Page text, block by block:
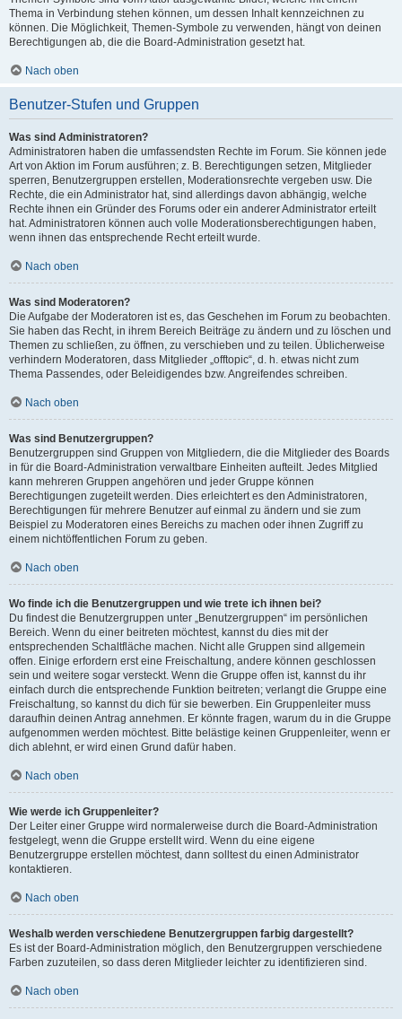
Thema in Verbindung stehen können, um dessen Inhalt kennzeichnen zu
können. Die Möglichkeit, Themen-Symbole zu verwenden, hängt von deinen
Berechtigungen ab, die die Board-Administration gesetzt hat.
Nach oben
Benutzer-Stufen und Gruppen
Was sind Administratoren?
Administratoren haben die umfassendsten Rechte im Forum. Sie können jede
Art von Aktion im Forum ausführen; z. B. Berechtigungen setzen, Mitglieder
sperren, Benutzergruppen erstellen, Moderationsrechte vergeben usw. Die
Rechte, die ein Administrator hat, sind allerdings davon abhängig, welche
Rechte ihnen ein Gründer des Forums oder ein anderer Administrator erteilt
hat. Administratoren können auch volle Moderationsberechtigungen haben,
wenn ihnen das entsprechende Recht erteilt wurde.
Nach oben
Was sind Moderatoren?
Die Aufgabe der Moderatoren ist es, das Geschehen im Forum zu beobachten.
Sie haben das Recht, in ihrem Bereich Beiträge zu ändern und zu löschen und
Themen zu schließen, zu öffnen, zu verschieben und zu teilen. Üblicherweise
verhindern Moderatoren, dass Mitglieder „offtopic“, d. h. etwas nicht zum
Thema Passendes, oder Beleidigendes bzw. Angreifendes schreiben.
Nach oben
Was sind Benutzergruppen?
Benutzergruppen sind Gruppen von Mitgliedern, die die Mitglieder des Boards
in für die Board-Administration verwaltbare Einheiten aufteilt. Jedes Mitglied
kann mehreren Gruppen angehören und jeder Gruppe können
Berechtigungen zugeteilt werden. Dies erleichtert es den Administratoren,
Berechtigungen für mehrere Benutzer auf einmal zu ändern und sie zum
Beispiel zu Moderatoren eines Bereichs zu machen oder ihnen Zugriff zu
einem nichtöffentlichen Forum zu geben.
Nach oben
Wo finde ich die Benutzergruppen und wie trete ich ihnen bei?
Du findest die Benutzergruppen unter „Benutzergruppen“ im persönlichen
Bereich. Wenn du einer beitreten möchtest, kannst du dies mit der
entsprechenden Schaltfläche machen. Nicht alle Gruppen sind allgemein
offen. Einige erfordern erst eine Freischaltung, andere können geschlossen
sein und weitere sogar versteckt. Wenn die Gruppe offen ist, kannst du ihr
einfach durch die entsprechende Funktion beitreten; verlangt die Gruppe eine
Freischaltung, so kannst du dich für sie bewerben. Ein Gruppenleiter muss
daraufhin deinen Antrag annehmen. Er könnte fragen, warum du in die Gruppe
aufgenommen werden möchtest. Bitte belästige keinen Gruppenleiter, wenn er
dich ablehnt, er wird einen Grund dafür haben.
Nach oben
Wie werde ich Gruppenleiter?
Der Leiter einer Gruppe wird normalerweise durch die Board-Administration
festgelegt, wenn die Gruppe erstellt wird. Wenn du eine eigene
Benutzergruppe erstellen möchtest, dann solltest du einen Administrator
kontaktieren.
Nach oben
Weshalb werden verschiedene Benutzergruppen farbig dargestellt?
Es ist der Board-Administration möglich, den Benutzergruppen verschiedene
Farben zuzuteilen, so dass deren Mitglieder leichter zu identifizieren sind.
Nach oben